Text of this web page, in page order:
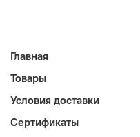
Главная
Товары
Условия доставки
Сертификаты